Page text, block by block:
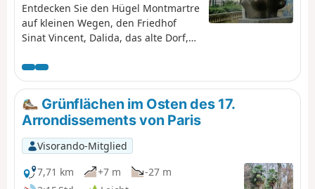
Entdecken Sie den Hügel Montmartre
auf kleinen Wegen, den Friedhof
Sinat Vincent, Dalida, das alte Dorf,
Aussicht auf Paris.
Grünflächen im Osten des 17.
Arrondissements von Paris
Visorando-Mitglied
7,71 km
+7 m
-27 m